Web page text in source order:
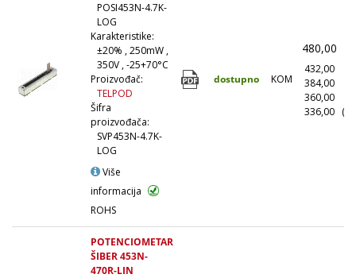
POSI453N-4.7K-
LOG
Karakteristike:
±20% , 250mW ,
350V , -25+70°C
Proizvođač:
TELPOD
Šifra
proizvođača:
SVP453N-4.7K-
LOG
Više
informacija
ROHS
dostupno KOM
480,00
432,00
384,00
360,00
336,00
POTENCIOMETAR
ŠIBER 453N-
470R-LIN